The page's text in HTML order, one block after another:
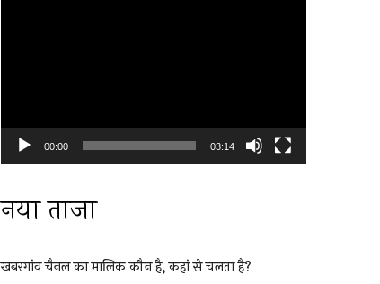
00:00 03:14
नया ताजा
खबरगांव चैनल का मालिक कौन है, कहां से चलता है?